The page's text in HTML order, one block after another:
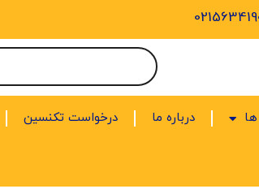
درباره ما درخواست تکنسین